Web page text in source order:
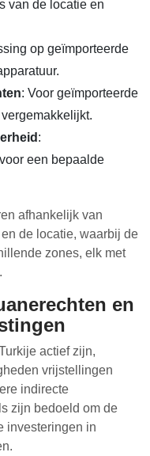
van de locatie en
op geïmporteerde
: Voor geïmporteerde
:
een bepaalde
afhankelijk van
de locatie, waarbij de
zones, elk met
en
actief zijn,
vrijstellingen
indirecte
zijn bedoeld om de
investeringen in